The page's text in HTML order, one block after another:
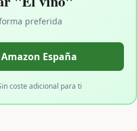
preferida
España
coste adicional para ti